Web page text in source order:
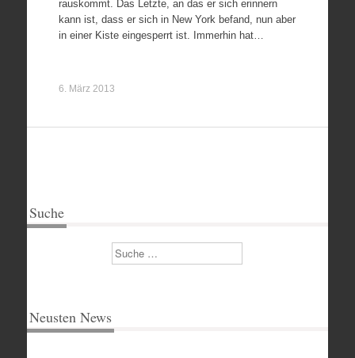
rauskommt. Das Letzte, an das er sich erinnern
kann ist, dass er sich in New York befand, nun aber
in einer Kiste eingesperrt ist. Immerhin hat…
6. März 2013
Suche
Suchen
Neusten News